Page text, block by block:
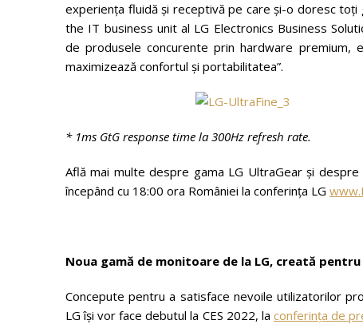
experiența fluidă și receptivă pe care și-o doresc toți
the IT business unit al LG Electronics Business
de produsele concurente prin hardware premium,
maximizează confortul și portabilitatea”.
* 1ms GtG response time la 300Hz refresh rate.
Află mai multe despre gama LG UltraGear și
începând cu 18:00 ora României la conferința LG
Noua gamă de monitoare de la LG, creată
Concepute pentru a satisface nevoile utilizatorilor
LG își vor face debutul la CES 2022, la conferința de